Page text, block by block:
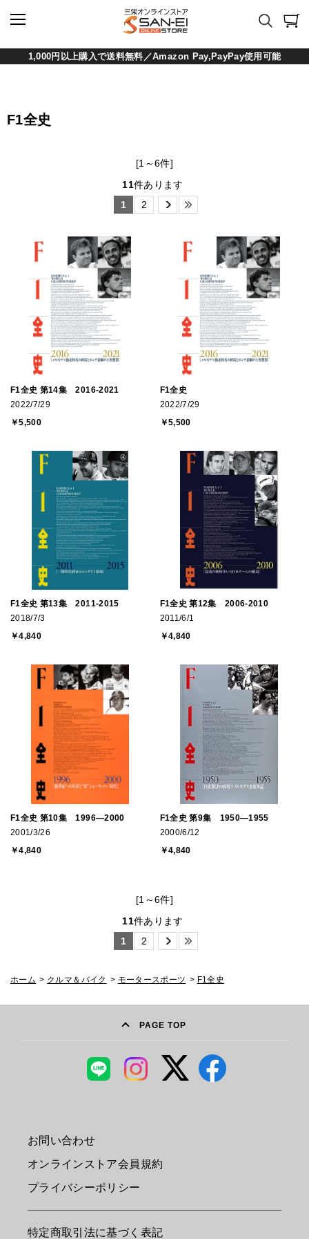
1,000円以上購入で送料無料／Amazon Pay,PayPay使用可能
F1全史
[1～6件]
11件あります
1
2
F1全史 第14集 2016-2021
2022/7/29
￥5,500
F1全史
2022/7/29
￥5,500
F1全史 第13集 2011-2015
2018/7/3
￥4,840
F1全史 第12集 2006-2010
2011/6/1
￥4,840
F1全史 第10集 1996―2000
2001/3/26
￥4,840
F1全史 第9集 1950―1955
2000/6/12
￥4,840
[1～6件]
11件あります
1
2
ホーム > クルマ＆バイク > モータースポーツ > F1全史
PAGE TOP
お問い合わせ
オンラインストア会員規約
プライバシーポリシー
特定商取引法に基づく表記